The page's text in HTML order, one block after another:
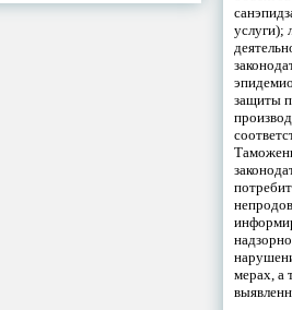
услуги);
защиты
мерах, а